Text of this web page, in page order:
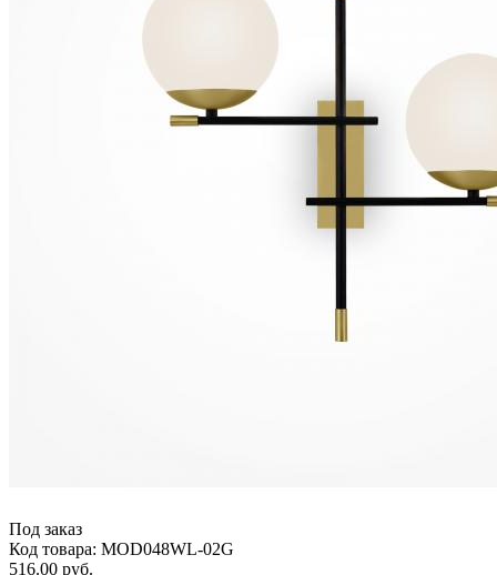
Под заказ
Код товара: MOD048WL-02G
516.00 руб.